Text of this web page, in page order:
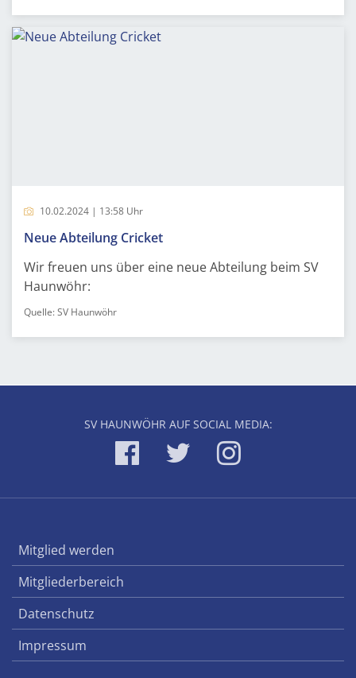
10.02.2024 | 13:58 Uhr
Neue Abteilung Cricket
Wir freuen uns über eine neue Abteilung beim SV
Haunwöhr:
Quelle: SV Haunwöhr
SV HAUNWÖHR AUF SOCIAL MEDIA:
Mitglied werden
Mitgliederbereich
Datenschutz
Impressum